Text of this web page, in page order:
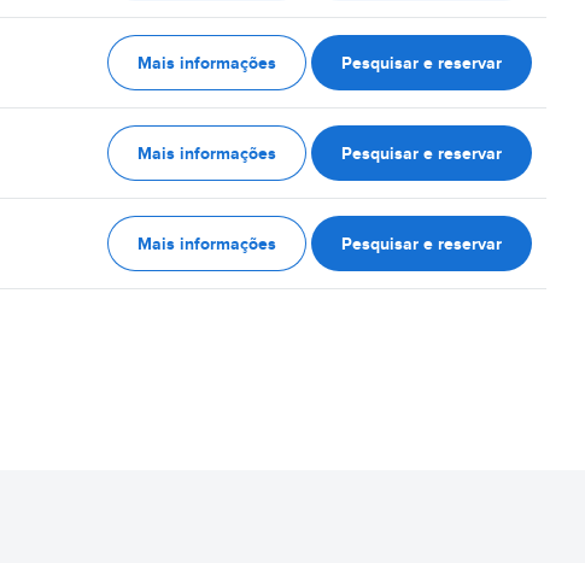
Mais informações Pesquisar e reservar
Mais informações Pesquisar e reservar
Mais informações Pesquisar e reservar